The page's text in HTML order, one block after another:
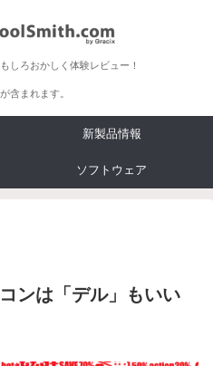
しろおかしく体験レビュー！
含まれます。
新製品情報
ソフトウェア
ンは「デル」もいい